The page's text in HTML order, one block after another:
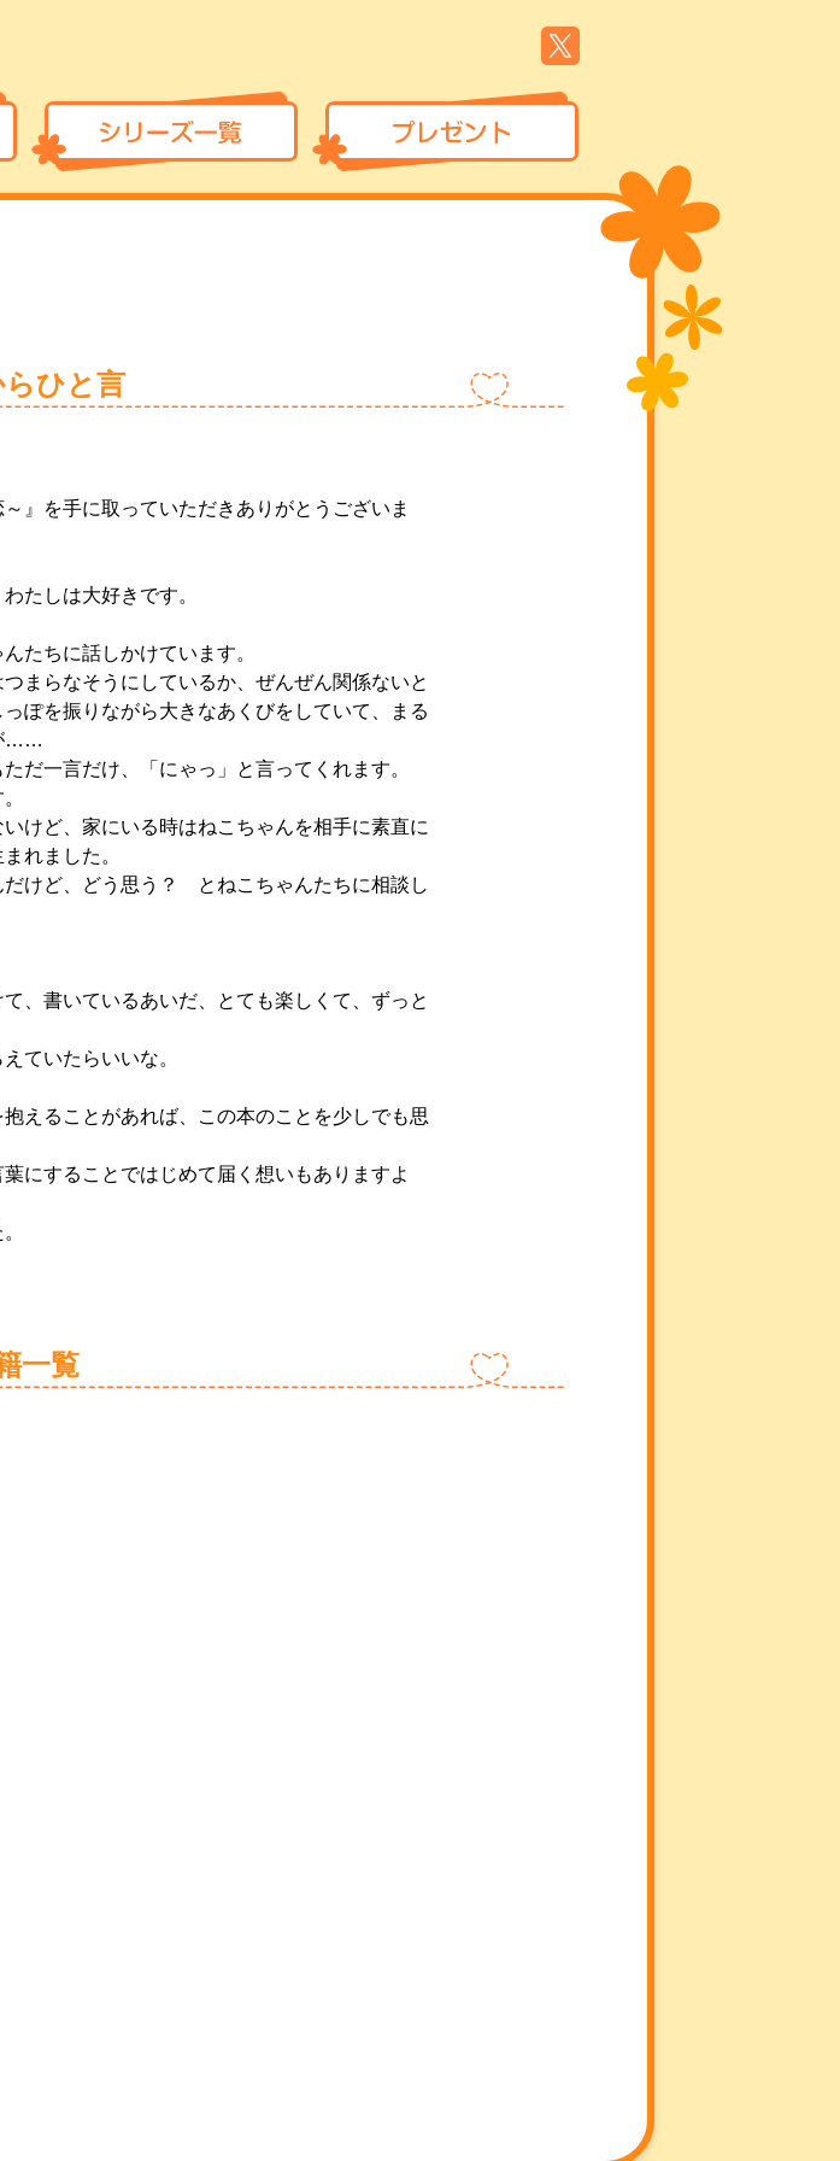
ひと言
』を手に取っていただきありがとうございま
たしは大好きです。
たちに話しかけています。
まらなそうにしているか、ぜんぜん関係ないと
ぽを振りながら大きなあくびをしていて、まる
……
だ一言だけ、「にゃっ」と言ってくれます。
けど、家にいる時はねこちゃんを相手に素直に
れました。
けど、どう思う？ とねこちゃんたちに相談し
、書いているあいだ、とても楽しくて、ずっと
ていたらいいな。
えることがあれば、この本のことを少しでも思
にすることではじめて届く想いもありますよ
一覧